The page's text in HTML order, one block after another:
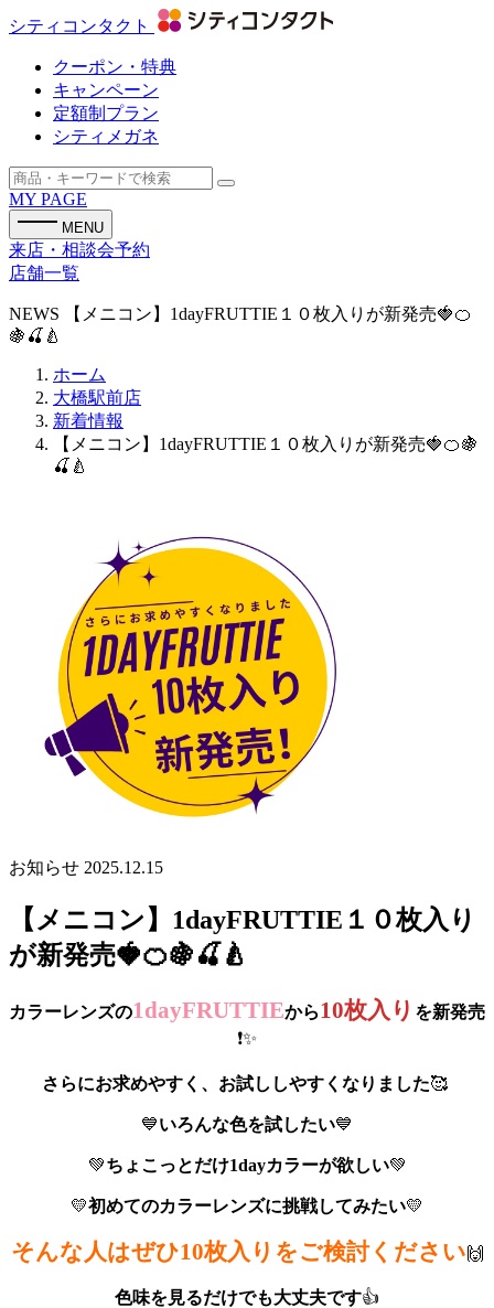
シティコンタクト
クーポン・特典
キャンペーン
定額制プラン
シティメガネ
MY PAGE
MENU
来店・相談会予約
店舗一覧
NEWS
【メニコン】1dayFRUTTIE１０枚入りが新発売🍓🍊
🍇🍒🍐
ホーム
大橋駅前店
新着情報
【メニコン】1dayFRUTTIE１０枚入りが新発売🍓🍊🍇
🍒🍐
お知らせ 2025.12.15
【メニコン】1dayFRUTTIE１０枚入り
が新発売🍓🍊🍇🍒🍐
カラーレンズの1dayFRUTTIEから10枚入り を新発売
❗✨
さらにお求めやすく、お試ししやすくなりました🥰
💙いろんな色を試したい💙
💚ちょこっとだけ1dayカラーが欲しい💚
💛初めてのカラーレンズに挑戦してみたい💛
そんな人はぜひ10枚入りをご検討ください 🙌
色味を見るだけでも大丈夫です👍